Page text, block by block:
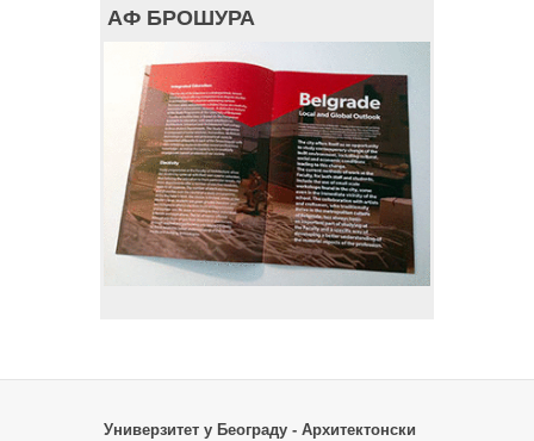
АФ БРОШУРА
Универзитет у Београду - Архитектонски